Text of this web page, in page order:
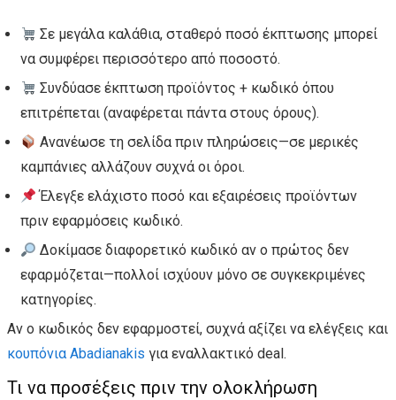
Σε μεγάλα καλάθια, σταθερό ποσό έκπτωσης μπορεί
να συμφέρει περισσότερο από ποσοστό.
Συνδύασε έκπτωση προϊόντος + κωδικό όπου
επιτρέπεται (αναφέρεται πάντα στους όρους).
Ανανέωσε τη σελίδα πριν πληρώσεις—σε μερικές
καμπάνιες αλλάζουν συχνά οι όροι.
Έλεγξε ελάχιστο ποσό και εξαιρέσεις προϊόντων
πριν εφαρμόσεις κωδικό.
Δοκίμασε διαφορετικό κωδικό αν ο πρώτος δεν
εφαρμόζεται—πολλοί ισχύουν μόνο σε συγκεκριμένες
κατηγορίες.
Αν ο κωδικός δεν εφαρμοστεί, συχνά αξίζει να ελέγξεις και
κουπόνια Abadianakis για εναλλακτικό deal.
Τι να προσέξεις πριν την ολοκλήρωση